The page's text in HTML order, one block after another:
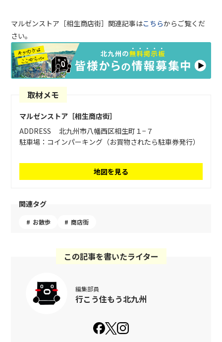
マルゼンストア［相生商店街］関連記事はこちらからご覧くだ
さい。
取材メモ
マルゼンストア［相生商店街］
ADDRESS
北九州市八幡西区相生町１−７
駐車場：コインパーキング（お買物されたら駐車券発行）
地図を見る
関連タグ
お散歩 商店街
この記事を書いたライター
編集部員
行こう住もう北九州